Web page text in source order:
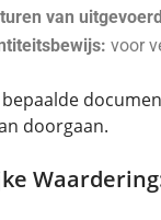
van
voor
doorgaan.